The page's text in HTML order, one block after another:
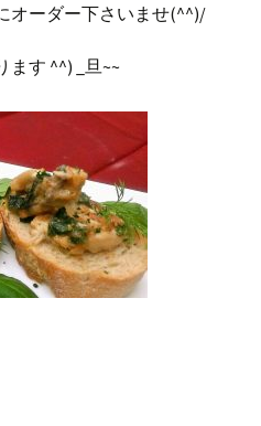
オーダー下さいませ(^^)/
ます ^^) _旦~~